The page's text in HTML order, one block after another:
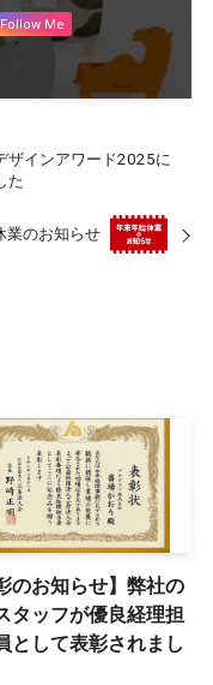
Follow Me
ザインアワード2025に
た
業のお知らせ
のお知らせ】弊社の
タッフが優良経理担
として表彰されまし